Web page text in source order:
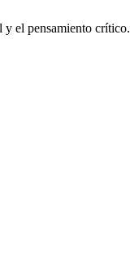
y el pensamiento crítico.